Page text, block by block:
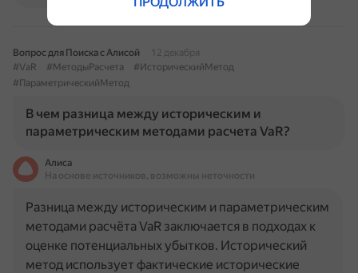
Вопрос для Поиска с Алисой
12 декабря
#VaR
#МетодыРасчета
#ИсторическийМетод
#ПараметрическийМетод
В чем разница между историческим и
параметрическим методами расчета VaR?
Алиса
На основе источников, возможны неточности
Разница между историческим и параметрическим
методами расчёта VaR заключается в подходах к
оценке потенциальных убытков. Исторический
метод использует фактические исторические